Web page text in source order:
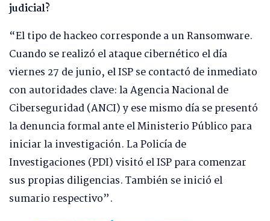
judicial?
“El tipo de hackeo corresponde a un Ransomware.
Cuando se realizó el ataque cibernético el día
viernes 27 de junio, el ISP se contactó de inmediato
con autoridades clave: la Agencia Nacional de
Ciberseguridad (ANCI) y ese mismo día se presentó
la denuncia formal ante el Ministerio Público para
iniciar la investigación. La Policía de
Investigaciones (PDI) visitó el ISP para comenzar
sus propias diligencias. También se inició el
sumario respectivo”.